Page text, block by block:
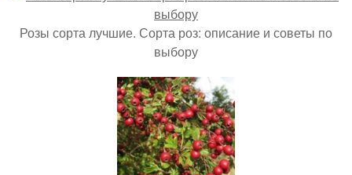
Розы сорта лучшие. Сорта роз: описание и советы по
выбору